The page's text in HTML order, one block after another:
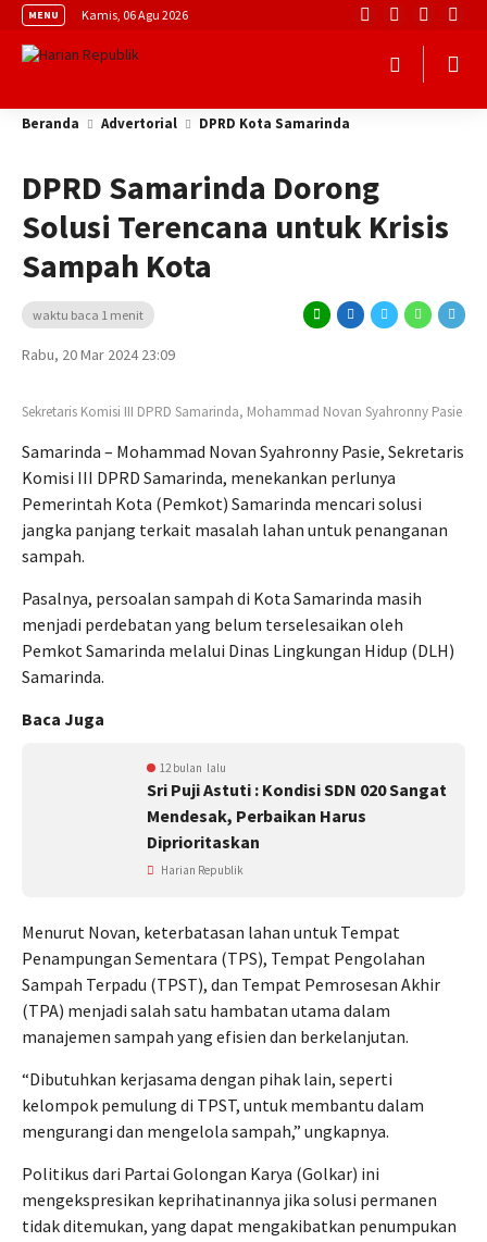
MENU Kamis, 06 Agu 2026
Beranda Advertorial DPRD Kota Samarinda
DPRD Samarinda Dorong
Solusi Terencana untuk Krisis
Sampah Kota
waktu baca 1 menit
Rabu, 20 Mar 2024 23:09
Sekretaris Komisi III DPRD Samarinda, Mohammad Novan Syahronny Pasie
Samarinda – Mohammad Novan Syahronny Pasie, Sekretaris
Komisi III DPRD Samarinda, menekankan perlunya
Pemerintah Kota (Pemkot) Samarinda mencari solusi
jangka panjang terkait masalah lahan untuk penanganan
sampah.
Pasalnya, persoalan sampah di Kota Samarinda masih
menjadi perdebatan yang belum terselesaikan oleh
Pemkot Samarinda melalui Dinas Lingkungan Hidup (DLH)
Samarinda.
Baca Juga
12 bulan lalu
Sri Puji Astuti : Kondisi SDN 020 Sangat
Mendesak, Perbaikan Harus
Diprioritaskan
Harian Republik
Menurut Novan, keterbatasan lahan untuk Tempat
Penampungan Sementara (TPS), Tempat Pengolahan
Sampah Terpadu (TPST), dan Tempat Pemrosesan Akhir
(TPA) menjadi salah satu hambatan utama dalam
manajemen sampah yang efisien dan berkelanjutan.
“Dibutuhkan kerjasama dengan pihak lain, seperti
kelompok pemulung di TPST, untuk membantu dalam
mengurangi dan mengelola sampah,” ungkapnya.
Politikus dari Partai Golongan Karya (Golkar) ini
mengekspresikan keprihatinannya jika solusi permanen
tidak ditemukan, yang dapat mengakibatkan penumpukan